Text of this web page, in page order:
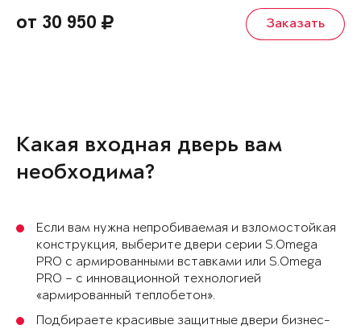
от 30 950 Заказать
Какая входная дверь вам
необходима?
Если вам нужна непробиваемая и взломостойкая
конструкция, выберите двери серии S.Omega
PRO с армированными вставками или S.Omega
PRO – с инновационной технологией
«армированный теплобетон».
Подбираете красивые защитные двери бизнес-